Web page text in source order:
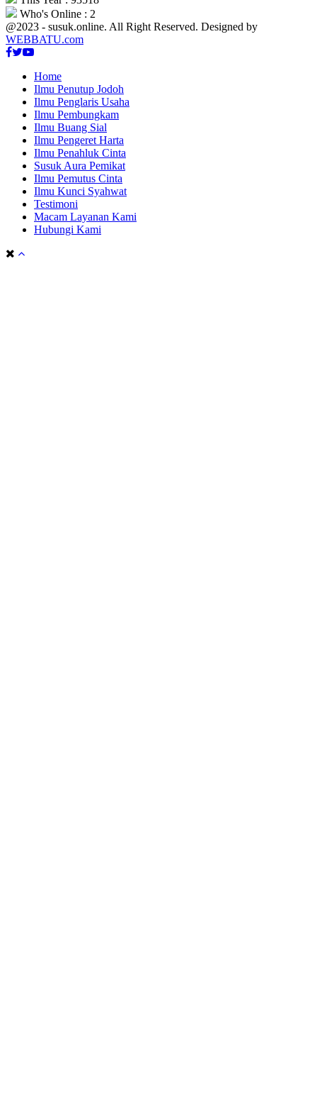
Who's Online : 2
@2023 - susuk.online. All Right Reserved. Designed by
WEBBATU.com
Facebook
Twitter
Youtube
Home
Ilmu Penutup Jodoh
Ilmu Penglaris Usaha
Ilmu Pembungkam
Ilmu Buang Sial
Ilmu Pengeret Harta
Ilmu Penahluk Cinta
Susuk Aura Pemikat
Ilmu Pemutus Cinta
Ilmu Kunci Syahwat
Testimoni
Macam Layanan Kami
Hubungi Kami